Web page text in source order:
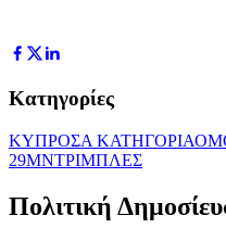
Κατηγορίες
ΚΥΠΡΟΣΑ ΚΑΤΗΓΟΡΙΑ
29ΜΝΤΡΙΜΠΛΕΣ
Πολιτική